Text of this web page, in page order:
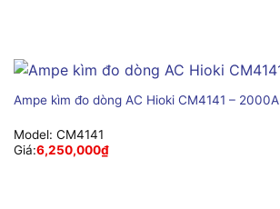
Ampe kìm đo dòng AC Hioki CM4141 – 2000A
Model: CM4141
Giá:6,250,000₫